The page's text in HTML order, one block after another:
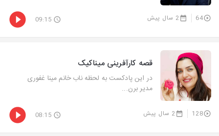
64 2 سال پیش 09:15
قصه کارآفرینی میناکیک
در این پادکست به لحظه ناب خانم مینا غفوری
مدیر برن...
128 2 سال پیش 08:15